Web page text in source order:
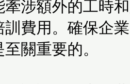
牽涉額外的工時
訓費用。確保企
關重要的。